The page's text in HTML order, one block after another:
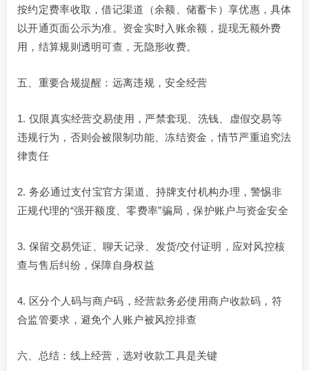
按约定费率收取，借记渠道（余额、储蓄卡）享优惠，具体
以开通页面公示为准。资金实时入账余额，提现无额外费
用，结算规则透明可查，无隐形收费。
五、重要合规提醒：远离违规，安全经营
1. 仅限真实经营交易使用，严禁套现、洗钱、虚假交易等
违规行为，否则会被限制功能、冻结资金，情节严重追究法
律责任
2. 务必通过支付宝官方渠道、持牌支付机构办理，警惕非
正规代理的“强开额度、零费率”骗局，保护账户与资金安全
3. 保留交易凭证、聊天记录、发货/交付证明，应对风控核
查与售后纠纷，保障自身权益
4. 区分个人码与商户码，经营款务必使用商户收款码，符
合监管要求，避免个人账户被风控排查
六、总结：线上经营，选对收款工具是关键